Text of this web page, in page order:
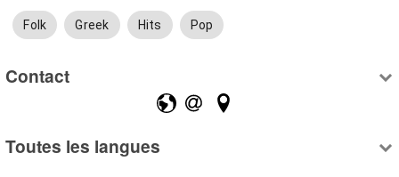
Folk Greek Hits Pop
Contact
Toutes les langues